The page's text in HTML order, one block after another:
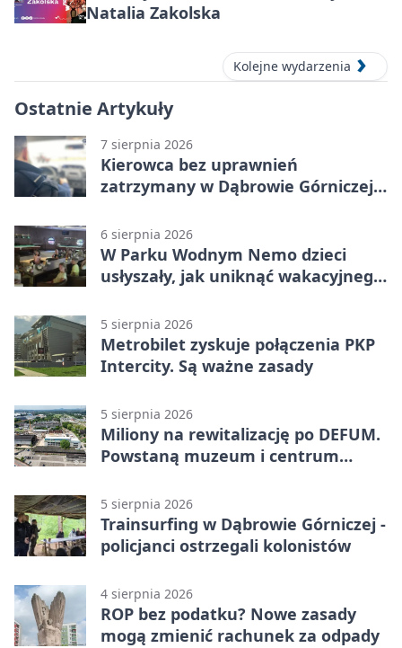
Natalia Zakolska
Kolejne wydarzenia
Ostatnie Artykuły
7 sierpnia 2026
Kierowca bez uprawnień
zatrzymany w Dąbrowie Górniczej.
6 sierpnia 2026
W Parku Wodnym Nemo dzieci
usłyszały, jak uniknąć wakacyjnego
5 sierpnia 2026
Metrobilet zyskuje połączenia PKP
Intercity. Są ważne zasady
5 sierpnia 2026
Miliony na rewitalizację po DEFUM.
Powstaną muzeum i centrum
5 sierpnia 2026
Trainsurfing w Dąbrowie Górniczej -
policjanci ostrzegali kolonistów
4 sierpnia 2026
ROP bez podatku? Nowe zasady
mogą zmienić rachunek za odpady